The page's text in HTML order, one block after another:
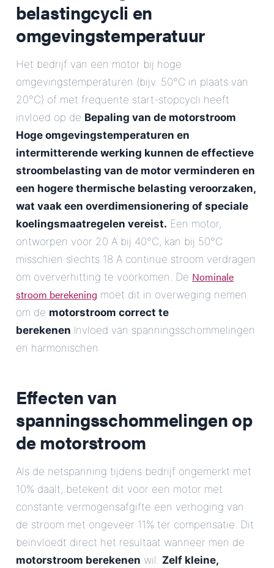
belastingcycli en
omgevingstemperatuur
Het bedrijf van een motor bij hoge
omgevingstemperaturen (bijv. 50°C in plaats van
20°C) of met frequente start-stopcycli heeft
invloed op de Bepaling van de motorstroom.
Hoge omgevingstemperaturen en
intermitterende werking kunnen de effectieve
stroombelasting van de motor verminderen en
een hogere thermische belasting veroorzaken,
wat vaak een overdimensionering of speciale
koelingsmaatregelen vereist. Een motor,
ontworpen voor 20 A bij 40°C, kan bij 50°C
misschien slechts 18 A continue stroom verdragen
om oververhitting te voorkomen. De Nominale
stroom berekening moet dit in overweging nemen
om de motorstroom correct te
berekenen.Invloed van spanningsschommelingen
en harmonischen
Effecten van
spanningsschommelingen op
de motorstroom
Als de netspanning tijdens bedrijf ongemerkt met
10% daalt, betekent dit voor een motor met
constante vermogensafgifte een verhoging van
de stroom met ongeveer 11% ter compensatie. Dit
beïnvloedt direct het resultaat wanneer men de
motorstroom berekenen wil. Zelf kleine,